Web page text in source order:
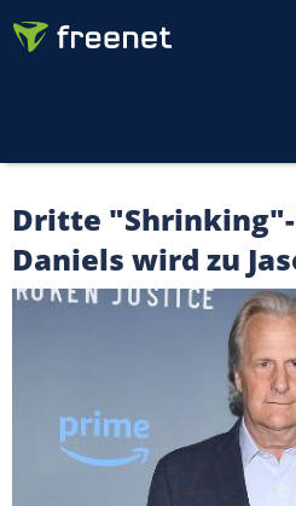
Dritte
Daniels wird zu